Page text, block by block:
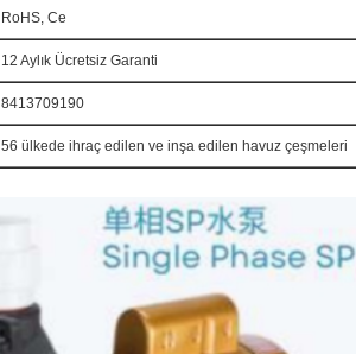
RoHS, Ce
12 Aylık Ücretsiz Garanti
8413709190
56 ülkede ihraç edilen ve inşa edilen havuz çeşmeleri